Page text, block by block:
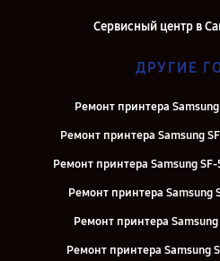
Сервисный центр в
ДРУГИЕ
Ремонт принтера
Ремонт принтера Samsung
Ремонт принтера Samsung
Ремонт принтера Samsung
Ремонт принтера
Ремонт принтера Samsung